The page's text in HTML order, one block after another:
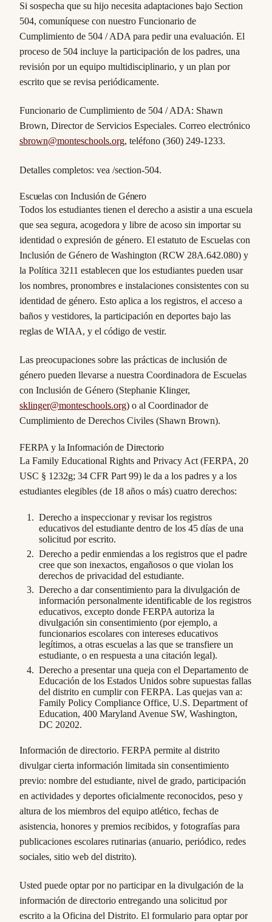
Si sospecha que su hijo necesita adaptaciones bajo Section
504, comuníquese con nuestro Funcionario de
Cumplimiento de 504 / ADA para pedir una evaluación. El
proceso de 504 incluye la participación de los padres, una
revisión por un equipo multidisciplinario, y un plan por
escrito que se revisa periódicamente.
Funcionario de Cumplimiento de 504 / ADA: Shawn
Brown, Director de Servicios Especiales. Correo electrónico
sbrown@monteschools.org, teléfono (360) 249-1233.
Detalles completos: vea /section-504.
Escuelas con Inclusión de Género
Todos los estudiantes tienen el derecho a asistir a una escuela
que sea segura, acogedora y libre de acoso sin importar su
identidad o expresión de género. El estatuto de Escuelas con
Inclusión de Género de Washington (RCW 28A.642.080) y
la Política 3211 establecen que los estudiantes pueden usar
los nombres, pronombres e instalaciones consistentes con su
identidad de género. Esto aplica a los registros, el acceso a
baños y vestidores, la participación en deportes bajo las
reglas de WIAA, y el código de vestir.
Las preocupaciones sobre las prácticas de inclusión de
género pueden llevarse a nuestra Coordinadora de Escuelas
con Inclusión de Género (Stephanie Klinger,
sklinger@monteschools.org) o al Coordinador de
Cumplimiento de Derechos Civiles (Shawn Brown).
FERPA y la Información de Directorio
La Family Educational Rights and Privacy Act (FERPA, 20
USC § 1232g; 34 CFR Part 99) le da a los padres y a los
estudiantes elegibles (de 18 años o más) cuatro derechos:
Derecho a inspeccionar y revisar los registros
educativos del estudiante dentro de los 45 días de una
solicitud por escrito.
Derecho a pedir enmiendas a los registros que el padre
cree que son inexactos, engañosos o que violan los
derechos de privacidad del estudiante.
Derecho a dar consentimiento para la divulgación de
información personalmente identificable de los registros
educativos, excepto donde FERPA autoriza la
divulgación sin consentimiento (por ejemplo, a
funcionarios escolares con intereses educativos
legítimos, a otras escuelas a las que se transfiere un
estudiante, o en respuesta a una citación legal).
Derecho a presentar una queja con el Departamento de
Educación de los Estados Unidos sobre supuestas fallas
del distrito en cumplir con FERPA. Las quejas van a:
Family Policy Compliance Office, U.S. Department of
Education, 400 Maryland Avenue SW, Washington,
DC 20202.
Información de directorio. FERPA permite al distrito
divulgar cierta información limitada sin consentimiento
previo: nombre del estudiante, nivel de grado, participación
en actividades y deportes oficialmente reconocidos, peso y
altura de los miembros del equipo atlético, fechas de
asistencia, honores y premios recibidos, y fotografías para
publicaciones escolares rutinarias (anuario, periódico, redes
sociales, sitio web del distrito).
Usted puede optar por no participar en la divulgación de la
información de directorio entregando una solicitud por
escrito a la Oficina del Distrito. El formulario para optar por